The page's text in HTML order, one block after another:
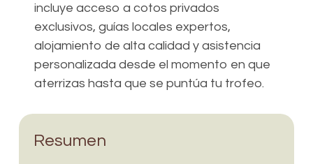
incluye acceso a cotos privados
exclusivos, guías locales expertos,
alojamiento de alta calidad y asistencia
personalizada desde el momento en que
aterrizas hasta que se puntúa tu trofeo.
Resumen